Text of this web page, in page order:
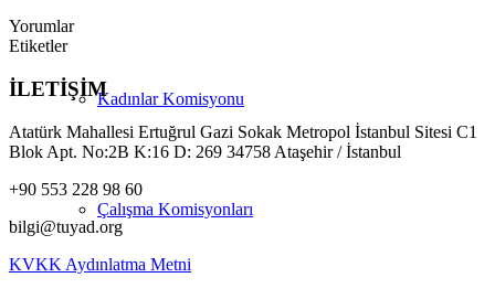
Kadınlar Komisyonu
Çalışma Komisyonları
Yorumlar
Etiketler
İLETİŞİM
Atatürk Mahallesi Ertuğrul Gazi Sokak Metropol İstanbul Sitesi C1
Blok Apt. No:2B K:16 D: 269 34758 Ataşehir / İstanbul
+90 553 228 98 60
bilgi@tuyad.org
KVKK Aydınlatma Metni